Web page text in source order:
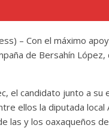
– Con el máximo
de Bersahín López,
el candidato junto a su
ellos la diputada local
las y los oaxaqueños